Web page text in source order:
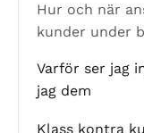
Hur och när
kunder under
Varför ser jag
jag dem
Klass kontra